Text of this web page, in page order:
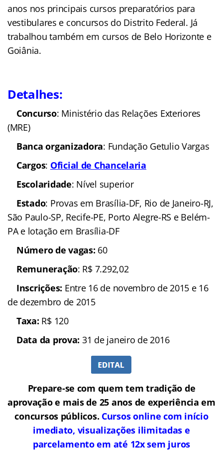
anos nos principais cursos preparatórios para
vestibulares e concursos do Distrito Federal. Já
trabalhou também em cursos de Belo Horizonte e
Goiânia.
Detalhes:
Concurso: Ministério das Relações Exteriores
(MRE)
Banca organizadora: Fundação Getulio Vargas
Cargos: Oficial de Chancelaria
Escolaridade: Nível superior
Estado: Provas em Brasília-DF, Rio de Janeiro-RJ,
São Paulo-SP, Recife-PE, Porto Alegre-RS e Belém-
PA e lotação em Brasília-DF
Número de vagas: 60
Remuneração: R$ 7.292,02
Inscrições: Entre 16 de novembro de 2015 e 16
de dezembro de 2015
Taxa: R$ 120
Data da prova: 31 de janeiro de 2016
Prepare-se com quem tem tradição de
aprovação e mais de 25 anos de experiência em
concursos públicos. Cursos online com início
imediato, visualizações ilimitadas e
parcelamento em até 12x sem juros